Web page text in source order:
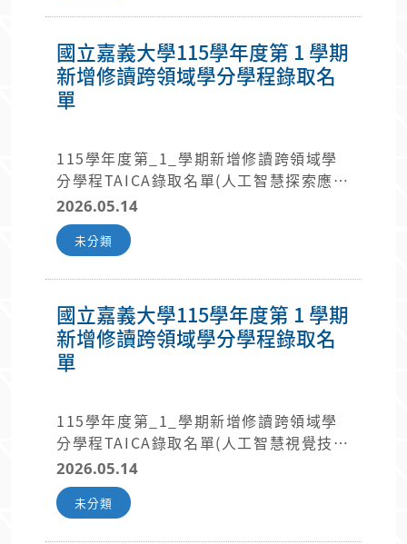
國立嘉義大學115學年度第 1 學期
新增修讀跨領域學分學程錄取名
單
115學年度第_1_學期新增修讀跨領域學
分學程TAICA錄取名單(人工智慧探索應用
學分學程)_.pdf
2026.05.14
未分類
國立嘉義大學115學年度第 1 學期
新增修讀跨領域學分學程錄取名
單
115學年度第_1_學期新增修讀跨領域學
分學程TAICA錄取名單(人工智慧視覺技術
學分學程)_.pdf
2026.05.14
未分類